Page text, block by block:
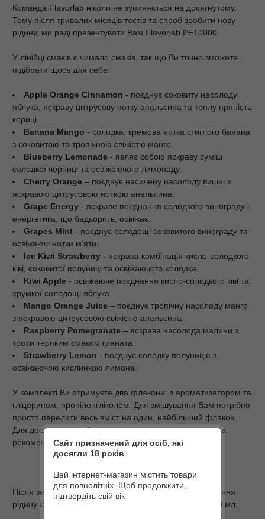
Команда Flavorlab ніколи не зупиняється на досягнутому.
Тому після тривалих місяців тестів та спроб зробити нову
рідину, ми раді презентувати Вам Flavorlab PE10000.
У лінійці смаків є чимало смаків, так що Ви точно зможете
підібрати щось для себе.
Apple Orange Cinnamon - поєднує соковиту насолоду
яблука, яскраву цитрусову нотку апельсина та теплу пряність
кориці.
Banana Mango - солодка, кремова нотка стиглого банана
з соковитою та тропічною свіжістю манго.
Blueberry Lemonade - являє собою яскраву суміш
солодкої чорниці та освіжаючого лимонаду.
Cherry Orange – поєднує насичену насолоду вишні з
яскравою цитрусовою ноткою апельсина.
Grape Energy - яскраве поєднання солодкого винограду і
енергетика, що бадьорить, освіжає.
Grapes Mint - поєднує солодощі соковитого винограду та
освіжаючі нотки м'яти.
Ice Kiwi Strawberry - яскрава комбінація кисло-солодкого
ківі, соковитої полуниці та освіжаючого холодка.
Kiwi Apple - освіжаюче поєднання кисло-солодкого ківі та
хрумкої солодощі яблука.
Mango Orange Juice – поєднує тропічну насолоду манго
з яскравою цитрусовою свіжістю апельсина.
Raspberry Pomegranate – яскрава насолода малини з
трохи терпким смаком граната.
Strawberry Lemon - поєднує солодку полуницю з
освіжаючою кислинкою лимона.
У комплекті Ви отримуєте два флакони: з ароматизатором та
гліцерином, пропіленгліколем. Для змішування Вам потрібно
просто перелити весь вміст на один, найбільший флакон.
Для досягнення найкращого результату наша команда
рекомендує настояти рідину 48 годин.
Після змішування Ви отримаєте готову для використання
рідину із співвідношенням PG/VG 50/50 та об'ємом 30 мл.
Сайт призначений для осіб, які
досягли 18 років
Цей інтернет-магазин містить товари
для повнолітніх. Щоб продовжити,
підтвердіть свій вік